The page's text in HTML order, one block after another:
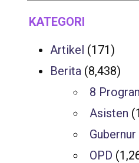
KATEGORI
Artikel (171)
Berita (8,438)
8
Asisten
Gubernur
OPD